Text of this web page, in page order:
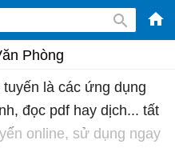
-
Phòng
là các ứng dụng
đọc pdf hay dịch... tất
online, sử dụng ngay